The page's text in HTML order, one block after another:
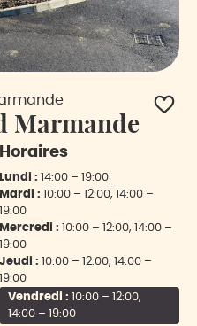
Marmande
Horaires
Lundi : 14:00 – 19:00
Mardi : 10:00 – 12:00, 14:00 –
19:00
Mercredi : 10:00 – 12:00, 14:00 –
19:00
Jeudi : 10:00 – 12:00, 14:00 –
19:00
Vendredi : 10:00 – 12:00,
14:00 – 19:00